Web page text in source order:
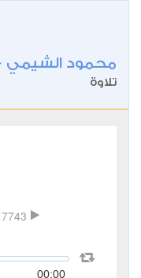
محمود الشيمي
تلاوة
7743
00:00